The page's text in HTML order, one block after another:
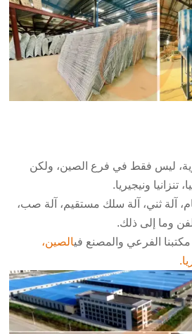
قوية، ليس فقط في فرع الصين، ولكن
تنزانيا ونيجيريا.
آلة ثني، آلة سلك مستقيم، آلة صب،
وما إلى ذلك.
مكتبنا الفرعي والمصنع فيالصين،